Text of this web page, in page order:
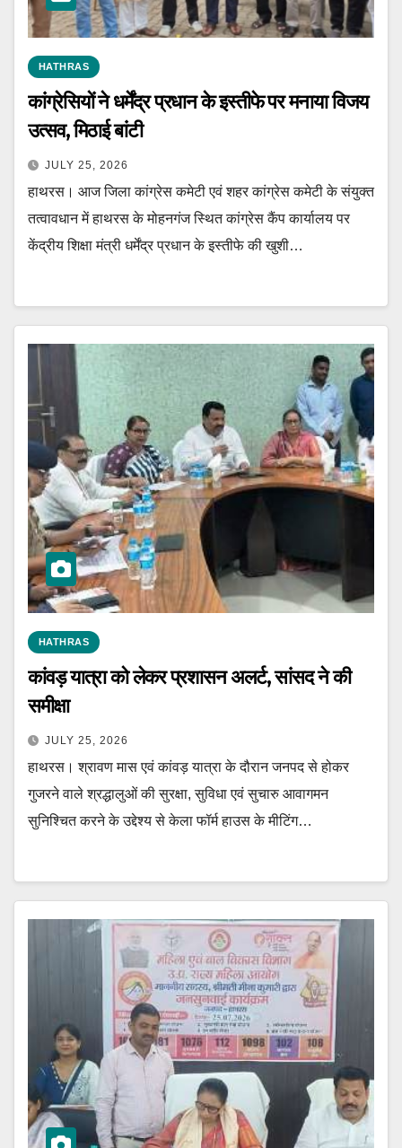
HATHRAS
कांग्रेसियों ने धर्मेंद्र प्रधान के इस्तीफे पर मनाया विजय
उत्सव, मिठाई बांटी
JULY 25, 2026
हाथरस। आज जिला कांग्रेस कमेटी एवं शहर कांग्रेस कमेटी के संयुक्त
तत्वावधान में हाथरस के मोहनगंज स्थित कांग्रेस कैंप कार्यालय पर
केंद्रीय शिक्षा मंत्री धर्मेंद्र प्रधान के इस्तीफे की खुशी…
HATHRAS
कांवड़ यात्रा को लेकर प्रशासन अलर्ट, सांसद ने की
समीक्षा
JULY 25, 2026
हाथरस। श्रावण मास एवं कांवड़ यात्रा के दौरान जनपद से होकर
गुजरने वाले श्रद्धालुओं की सुरक्षा, सुविधा एवं सुचारु आवागमन
सुनिश्चित करने के उद्देश्य से केला फॉर्म हाउस के मीटिंग…